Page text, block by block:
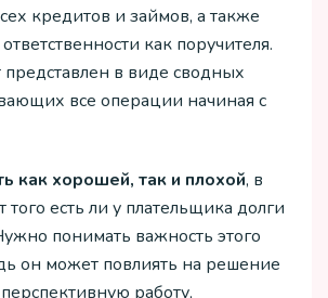
кредитов и займов, а также
как поручителя.
представлен в виде сводных
все операции начиная с
как хорошей, так и плохой, в
того есть ли у плательщика долги
понимать важность этого
он может повлиять на решение
работу,